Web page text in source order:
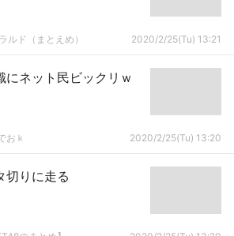
ルド（まとえめ） 2020/2/25(Tu) 13:21
にネット民ビックリｗ
おｋ 2020/2/25(Tu) 13:20
切りに走る